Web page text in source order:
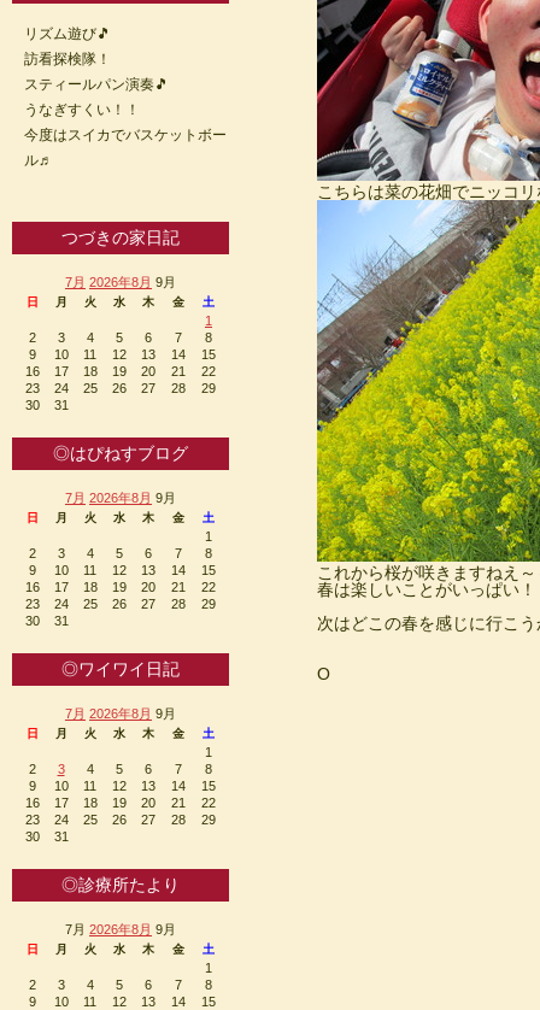
こちらは菜の花畑でニッコ
これから桜が咲きますねえ
春は楽しいことがいっぱい！
次はどこの春を感じに行こ
O
リズム遊び🎵
訪看探検隊！
スティールパン演奏🎵
うなぎすくい！！
今度はスイカでバスケットボー
ル♬
つづきの家日記
7月 2026年8月 9月
日 月 火 水 木 金 土
1
2
3 4 5 6 7
8
9
10 11 12 13 14
15
16
17 18 19 20 21
22
23
24 25 26 27 28
29
30
31
◎はぴねすブログ
7月 2026年8月 9月
日 月 火 水 木 金 土
1
2
3 4 5 6 7
8
9
10 11 12 13 14
15
16
17 18 19 20 21
22
23
24 25 26 27 28
29
30
31
◎ワイワイ日記
7月 2026年8月 9月
日 月 火 水 木 金 土
1
2
3 4 5 6 7
8
9
10 11 12 13 14
15
16
17 18 19 20 21
22
23
24 25 26 27 28
29
30
31
◎診療所たより
7月 2026年8月 9月
日 月 火 水 木 金 土
1
2
3 4 5 6 7
8
9
10 11 12 13 14
15